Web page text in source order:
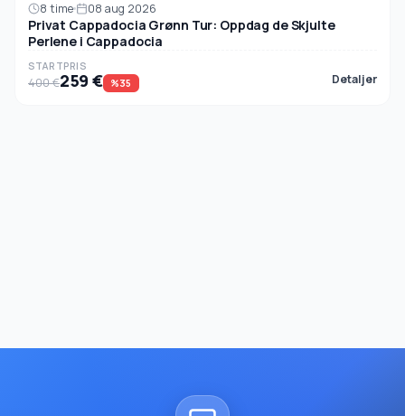
8 time 08 aug 2026
Privat Cappadocia Grønn Tur: Oppdag de Skjulte
Perlene i Cappadocia
STARTPRIS
400 €259 € %35 Detaljer